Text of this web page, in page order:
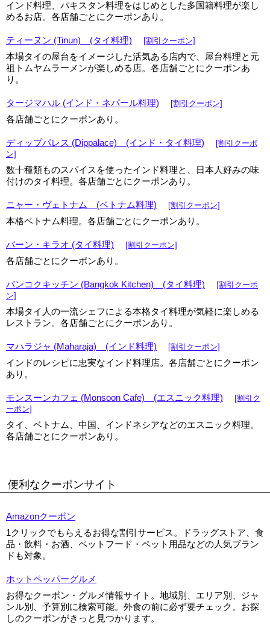
インド料理、パキスタン料理をはじめとした多国籍料理が楽し
めるお店。各店舗ごとにクーポンあり。
ティーヌン (Tinun) (タイ料理) [割引クーポン]
本場タイの屋台をイメージした活気ある店内で、屋台料理と元
祖トムヤムラーメンが楽しめる店。各店舗ごとにクーポンあ
り。
タージマハル (インド・ネパール料理) [割引クーポン]
各店舗ごとにクーポンあり。
ディップパレス (Dippalace) (インド・タイ料理)
[割引クーポ
ン]
数十種類ものスパイスを使ったインド料理と、日本人好みの味
付けのタイ料理。各店舗ごとにクーポンあり。
ニャー・ヴェトナム (ベトナム料理) [割引クーポン]
本格ベトナム料理。各店舗ごとにクーポンあり。
バーン・キラオ (タイ料理) [割引クーポン]
各店舗ごとにクーポンあり。
バンコクキッチン (Bangkok Kitchen) (タイ料理)
[割引クーポ
ン]
本場タイ人の一流シェフによる本格タイ料理が気軽に楽しめる
レストラン。各店舗ごとにクーポンあり。
マハラジャ (Maharaja) (インド料理) [割引クーポン]
インドのレシピに忠実なインド料理店。各店舗ごとにクーポン
あり。
モンスーンカフェ (Monsoon Cafe) (エスニック料理)
[割引ク
ーポン]
タイ、ベトナム、中国、インドネシアなどのエスニック料理。
各店舗ごとにクーポンあり。
便利なクーポンサイト
Amazonクーポン
1クリックでもらえるお得な割引サービス。ドラッグストア、食
品・飲料・お酒、ペットフード・ペット用品などの人気ブラン
ドも対象。
ホットペッパーグルメ
お得なクーポン・グルメ情報サイト。地域別、エリア別、ジャ
ンル別、予算別に検索可能。外食の前に必ず要チェック。お探
しのクーポンがきっと見つかります。